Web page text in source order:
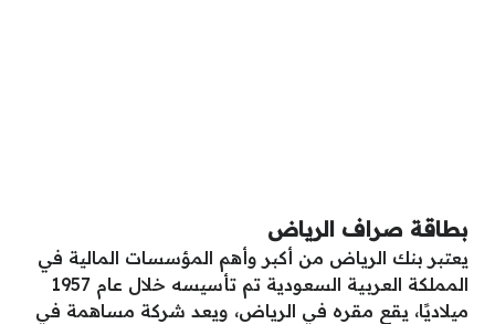
بطاقة صراف الرياض
يعتبر بنك الرياض من أكبر وأهم المؤسسات المالية في
المملكة العربية السعودية تم تأسيسه خلال عام 1957
ميلاديًا، يقع مقره في الرياض، ويعد شركة مساهمة في